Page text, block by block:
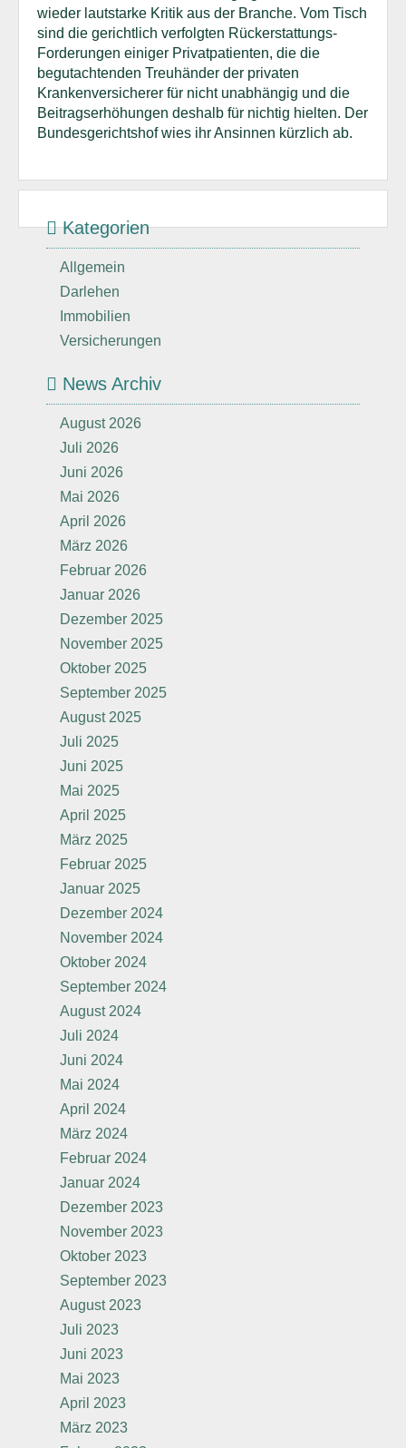
wieder lautstarke Kritik aus der Branche. Vom Tisch
sind die gerichtlich verfolgten Rückerstattungs-
Forderungen einiger Privatpatienten, die die
begutachtenden Treuhänder der privaten
Krankenversicherer für nicht unabhängig und die
Beitragserhöhungen deshalb für nichtig hielten. Der
Bundesgerichtshof wies ihr Ansinnen kürzlich ab.
Kategorien
Allgemein
Darlehen
Immobilien
Versicherungen
News Archiv
August 2026
Juli 2026
Juni 2026
Mai 2026
April 2026
März 2026
Februar 2026
Januar 2026
Dezember 2025
November 2025
Oktober 2025
September 2025
August 2025
Juli 2025
Juni 2025
Mai 2025
April 2025
März 2025
Februar 2025
Januar 2025
Dezember 2024
November 2024
Oktober 2024
September 2024
August 2024
Juli 2024
Juni 2024
Mai 2024
April 2024
März 2024
Februar 2024
Januar 2024
Dezember 2023
November 2023
Oktober 2023
September 2023
August 2023
Juli 2023
Juni 2023
Mai 2023
April 2023
März 2023